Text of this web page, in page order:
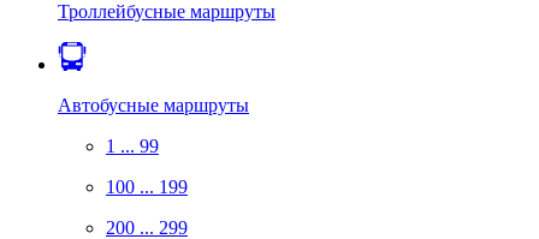
Троллейбусные маршруты
Автобусные маршруты
1 ... 99
100 ... 199
200 ... 299